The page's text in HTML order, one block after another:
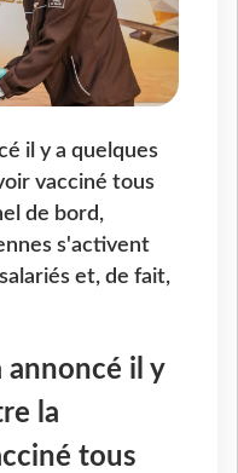
il y a quelques
vacciné tous
de bord,
s'activent
et, de fait,
annoncé il y
la
tous